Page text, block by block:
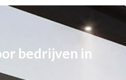
bedrijven in